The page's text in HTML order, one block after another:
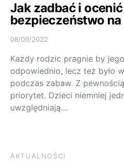
Jak zadbać i ocenić
bezpieczeństwo
08/09/2022
Każdy rodzic pragnie by
odpowiednio, lecz też było
podczas zabaw. Z
priorytet. Dzieci niemniej
uwzględniają…
AKTUALNOŚCI